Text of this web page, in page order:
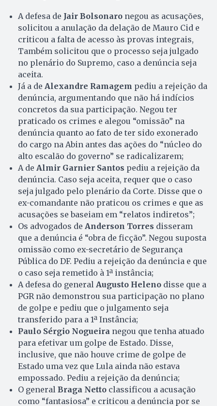
A defesa de Jair Bolsonaro negou as acusações,
solicitou a anulação da delação de Mauro Cid e
criticou a falta de acesso às provas integrais,
Também solicitou que o processo seja julgado
no plenário do Supremo, caso a denúncia seja
aceita.
Já a de Alexandre Ramagem pediu a rejeição da
denúncia, argumentando que não há indícios
concretos da sua participação. Negou ter
praticado os crimes e alegou “omissão” na
denúncia quanto ao fato de ter sido exonerado
do cargo na Abin antes das ações do “núcleo do
alto escalão do governo” se radicalizarem;
A de Almir Garnier Santos pediu a rejeição da
denúncia. Caso seja aceita, requer que o caso
seja julgado pelo plenário da Corte. Disse que o
ex-comandante não praticou os crimes e que as
acusações se baseiam em “relatos indiretos”;
Os advogados de Anderson Torres disseram
que a denúncia é “obra de ficção”. Negou suposta
omissão como ex-secretário de Segurança
Pública do DF. Pediu a rejeição da denúncia e que
o caso seja remetido à 1ª instância;
A defesa do general Augusto Heleno disse que a
PGR não demonstrou sua participação no plano
de golpe e pediu que o julgamento seja
transferido para a 1ª Instância;
Paulo Sérgio Nogueira negou que tenha atuado
para efetivar um golpe de Estado. Disse,
inclusive, que não houve crime de golpe de
Estado uma vez que Lula ainda não estava
empossado. Pediu a rejeição da denúncia;
O general Braga Netto classificou a acusação
como “fantasiosa” e criticou a denúncia por se